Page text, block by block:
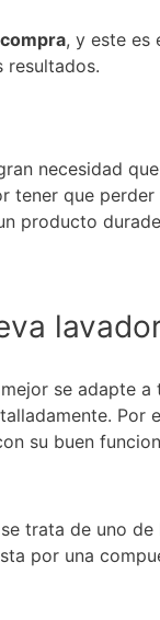
, y este es
resultados.
necesidad
tener que
producto
se adapte a
Por
su buen
trata de uno
por una